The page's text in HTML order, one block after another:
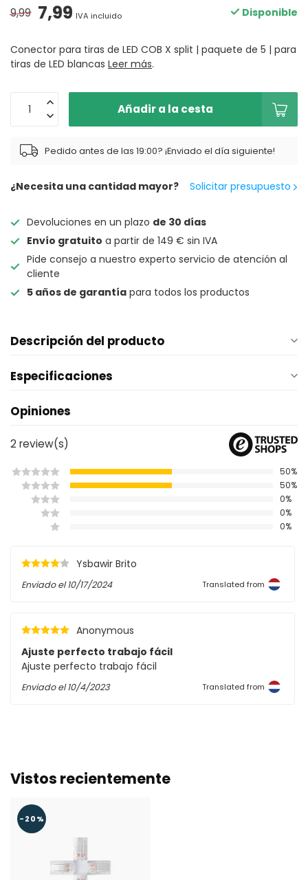
9,99 7,99 IVA incluido Disponible
Conector para tiras de LED COB X split | paquete de 5 | para
tiras de LED blancas Leer más.
Añadir a la cesta
Pedido antes de las 19:00? ¡Enviado el día siguiente!
¿Necesita una cantidad mayor? Solicitar presupuesto
Devoluciones en un plazo de 30 días
Envío gratuito a partir de 149 € sin IVA
Pide consejo a nuestro experto servicio de atención al
cliente
5 años de garantía para todos los productos
Descripción del producto
Especificaciones
Opiniones
2review(s)
50%
50%
0%
0%
0%
Ysbawir Brito
Enviado el10/17/2024 Translated from
Anonymous
Ajuste perfecto trabajo fácil
Ajuste perfecto trabajo fácil
Enviado el10/4/2023 Translated from
Vistos recientemente
-20%